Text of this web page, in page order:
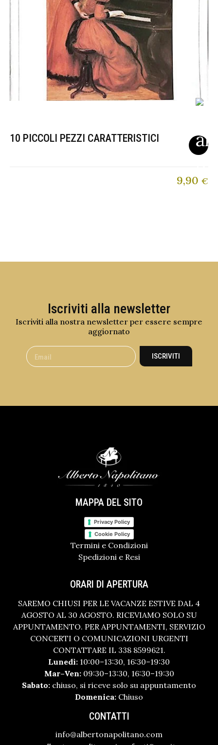
10 PICCOLI PEZZI CARATTERISTICI
9,90 €
Iscriviti alla newsletter
Iscriviti alla nostra newsletter per essere sempre
aggiornato
ISCRIVITI
MAPPA DEL SITO
Privacy Policy
Cookie Policy
Termini e Condizioni
Spedizioni e Resi
ORARI DI APERTURA
SAREMO CHIUSI PER LE VACANZE ESTIVE DAL 4
AGOSTO AL 30 AGOSTO. RICEVIAMO SOLO SU
APPUNTAMENTO. PER APPUNTAMENTI, SERVIZIO
CONCERTI O COMUNICAZIONI URGENTI
CONTATTARE IL 338 8599621.
Lunedì: 10:00–13:30, 16:30–19:30
Mar–Ven:09:30–13:30, 16:30–19:30
Sabato: chiuso, si riceve solo su appuntamento
Domenica: Chiuso
CONTATTI
info@albertonapolitano.com